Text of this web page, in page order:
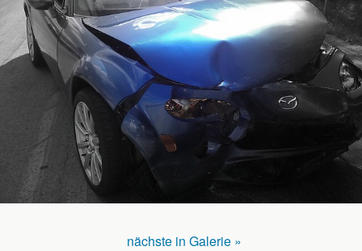
nächste in Galerie »